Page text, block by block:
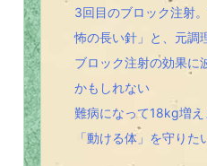
3回目のブロック注射
怖の長い針」と、元調
ブロック注射の効果に
かもしれない
難病になって18kg増
「動ける体」を守りた